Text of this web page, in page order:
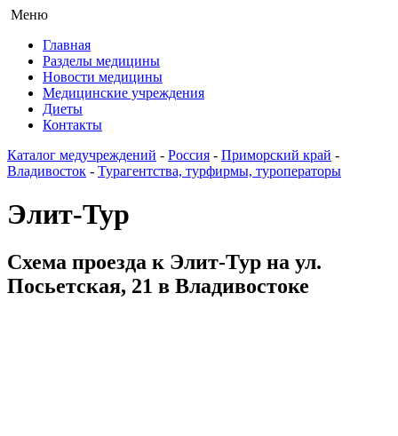
Меню
Главная
Разделы медицины
Новости медицины
Медицинские учреждения
Диеты
Контакты
Каталог медучреждений - Россия - Приморский край -
Владивосток - Турагентства, турфирмы, туроператоры
Элит-Тур
Схема проезда к Элит-Тур на ул.
Посьетская, 21 в Владивостоке